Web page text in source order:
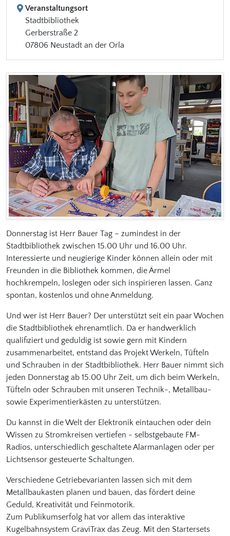
Veranstaltungsort
Stadtbibliothek
Gerberstraße 2
07806 Neustadt an der Orla
Donnerstag ist Herr Bauer Tag – zumindest in der
Stadtbibliothek zwischen 15.00 Uhr und 16.00 Uhr.
Interessierte und neugierige Kinder können allein oder mit
Freunden in die Bibliothek kommen, die Ärmel
hochkrempeln, loslegen oder sich inspirieren lassen. Ganz
spontan, kostenlos und ohne Anmeldung.
Und wer ist Herr Bauer? Der unterstützt seit ein paar Wochen
die Stadtbibliothek ehrenamtlich. Da er handwerklich
qualifiziert und geduldig ist sowie gern mit Kindern
zusammenarbeitet, entstand das Projekt Werkeln, Tüfteln
und Schrauben in der Stadtbibliothek. Herr Bauer nimmt sich
jeden Donnerstag ab 15.00 Uhr Zeit, um dich beim Werkeln,
Tüfteln oder Schrauben mit unseren Technik-, Metallbau-
sowie Experimentierkästen zu unterstützen.
Du kannst in die Welt der Elektronik eintauchen oder dein
Wissen zu Stromkreisen vertiefen - selbstgebaute FM-
Radios, unterschiedlich geschaltete Alarmanlagen oder per
Lichtsensor gesteuerte Schaltungen.
Verschiedene Getriebevarianten lassen sich mit dem
Metallbaukasten planen und bauen, das fördert deine
Geduld, Kreativität und Feinmotorik.
Zum Publikumserfolg hat vor allem das interaktive
Kugelbahnsystem GraviTrax das Zeug. Mit den Startersets